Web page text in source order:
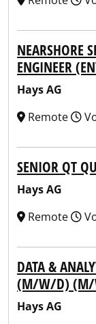
NEARSHORE
ENGINEER
Hays AG
Remote
SENIOR QT
Hays AG
Remote
DATA &
(M/W/D)
Hays AG